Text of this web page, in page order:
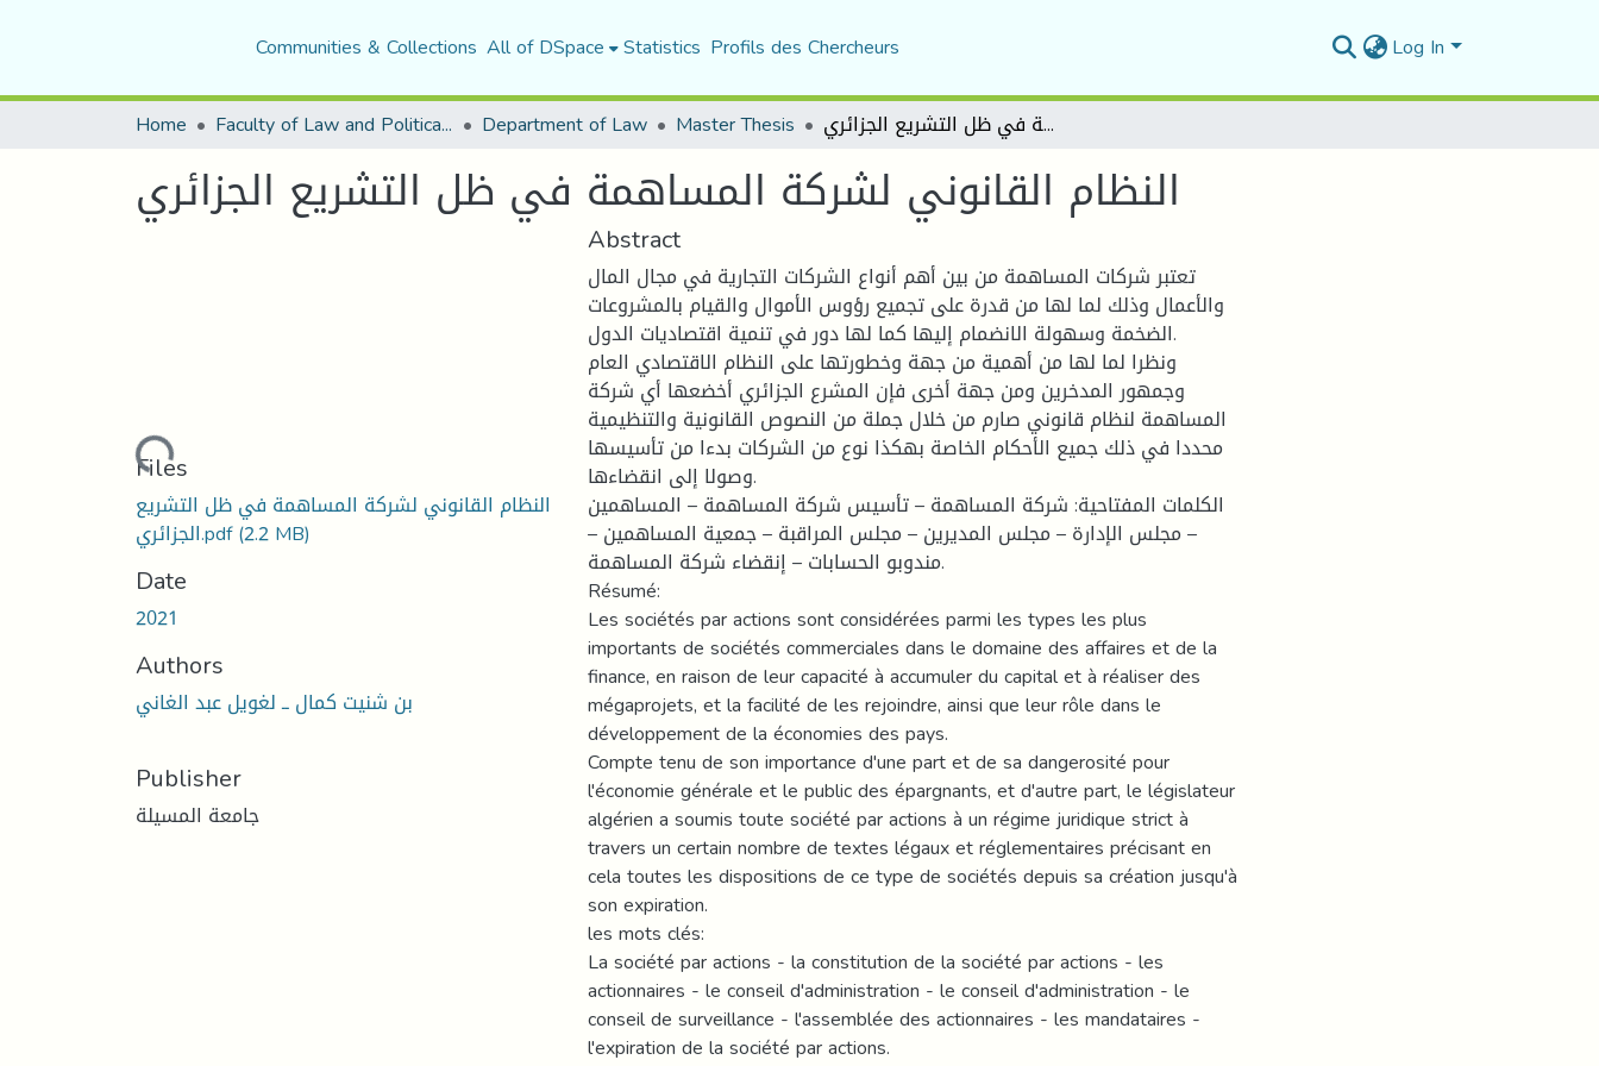
Communities & Collections All of DSpace Statistics Profils des Chercheurs Log In
Home Faculty of Law and Political Science Department of Law Master Thesis النظام القانوني لشركة المساهمة في ظل التشريع الجزائري
النظام القانوني لشركة المساهمة في ظل التشريع الجزائري
Loading...
Files
النظام القانوني لشركة المساهمة في ظل التشريع
الجزائري.pdf(2.2 MB)
Date
2021
Authors
بن شنيت كمال ــ لغويل عبد الغاني
Publisher
جامعة المسيلة
Abstract
تعتبر شركات المساهمة من بين أهم أنواع الشركات التجارية في مجال المال
والأعمال وذلك لما لها من قدرة على تجميع رؤوس الأموال والقيام بالمشروعات
الضخمة وسهولة الانضمام إليها كما لها دور في تنمية اقتصاديات الدول.
ونظرا لما لها من أهمية من جهة وخطورتها على النظام الاقتصادي العام
وجمهور المدخرين ومن جهة أخرى فإن المشرع الجزائري أخضعها أي شركة
المساهمة لنظام قانوني صارم من خلال جملة من النصوص القانونية والتنظيمية
محددا في ذلك جميع الأحكام الخاصة بهكذا نوع من الشركات بدءا من تأسيسها
وصولا إلى انقضاءها.
الكلمات المفتاحية: شركة المساهمة – تأسيس شركة المساهمة – المساهمين
– مجلس الإدارة – مجلس المديرين – مجلس المراقبة – جمعية المساهمين –
مندوبو الحسابات – إنقضاء شركة المساهمة.
Résumé:
Les sociétés par actions sont considérées parmi les types les plus
importants de sociétés commerciales dans le domaine des affaires et de la
finance, en raison de leur capacité à accumuler du capital et à réaliser des
mégaprojets, et la facilité de les rejoindre, ainsi que leur rôle dans le
développement de la économies des pays.
Compte tenu de son importance d'une part et de sa dangerosité pour
l'économie générale et le public des épargnants, et d'autre part, le législateur
algérien a soumis toute société par actions à un régime juridique strict à
travers un certain nombre de textes légaux et réglementaires précisant en
cela toutes les dispositions de ce type de sociétés depuis sa création jusqu'à
son expiration.
les mots clés:
La société par actions - la constitution de la société par actions - les
actionnaires - le conseil d'administration - le conseil d'administration - le
conseil de surveillance - l'assemblée des actionnaires - les mandataires -
l'expiration de la société par actions.